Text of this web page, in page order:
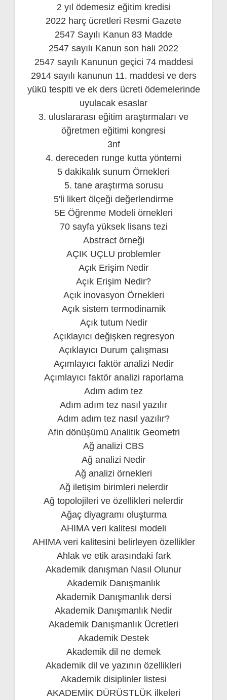
2 yıl ödemesiz eğitim kredisi
2022 harç ücretleri Resmi Gazete
2547 Sayılı Kanun 83 Madde
2547 sayılı Kanun son hali 2022
2547 sayılı Kanunun geçici 74 maddesi
2914 sayılı kanunun 11. maddesi ve ders
yükü tespiti ve ek ders ücreti ödemelerinde
uyulacak esaslar
3. uluslararası eğitim araştırmaları ve
öğretmen eğitimi kongresi
3nf
4. dereceden runge kutta yöntemi
5 dakikalık sunum Örnekleri
5. tane araştırma sorusu
5'li likert ölçeği değerlendirme
5E Öğrenme Modeli örnekleri
70 sayfa yüksek lisans tezi
Abstract örneği
AÇIK UÇLU problemler
Açık Erişim Nedir
Açık Erişim Nedir?
Açık inovasyon Örnekleri
Açık sistem termodinamik
Açık tutum Nedir
Açıklayıcı değişken regresyon
Açıklayıcı Durum çalışması
Açımlayıcı faktör analizi Nedir
Açımlayıcı faktör analizi raporlama
Adım adım tez
Adım adım tez nasıl yazılır
Adım adım tez nasıl yazılır?
Afin dönüşümü Analitik Geometri
Ağ analizi CBS
Ağ analizi Nedir
Ağ analizi örnekleri
Ağ iletişim birimleri nelerdir
Ağ topolojileri ve özellikleri nelerdir
Ağaç diyagramı oluşturma
AHIMA veri kalitesi modeli
AHIMA veri kalitesini belirleyen özellikler
Ahlak ve etik arasındaki fark
Akademik danışman Nasıl Olunur
Akademik Danışmanlık
Akademik Danışmanlık dersi
Akademik Danışmanlık Nedir
Akademik Danışmanlık Ücretleri
Akademik Destek
Akademik dil ne demek
Akademik dil ve yazının özellikleri
Akademik disiplinler listesi
AKADEMİK DÜRÜSTLÜK ilkeleri